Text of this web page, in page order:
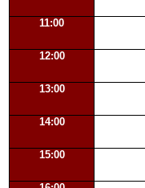
11:00
12:00
13:00
14:00
15:00